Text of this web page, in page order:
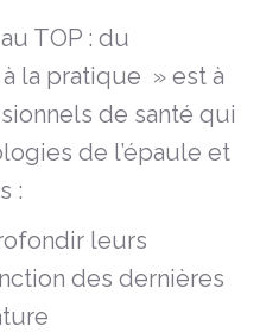
TOP : du
la pratique » est à
de santé qui
de l’épaule et
:
leurs
des dernières